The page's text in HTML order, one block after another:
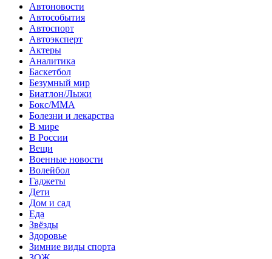
Автоновости
Автособытия
Автоспорт
Автоэксперт
Актеры
Аналитика
Баскетбол
Безумный мир
Биатлон/Лыжи
Бокс/MMA
Болезни и лекарства
В мире
В России
Вещи
Военные новости
Волейбол
Гаджеты
Дети
Дом и сад
Еда
Звёзды
Здоровье
Зимние виды спорта